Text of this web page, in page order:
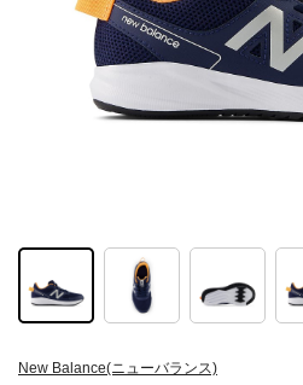
New Balance(ニューバランス)